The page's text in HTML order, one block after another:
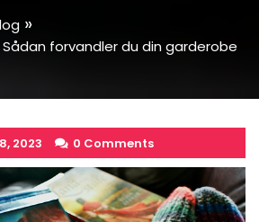
»
Sådan forvandler du din garderobe
2023 0 Comments